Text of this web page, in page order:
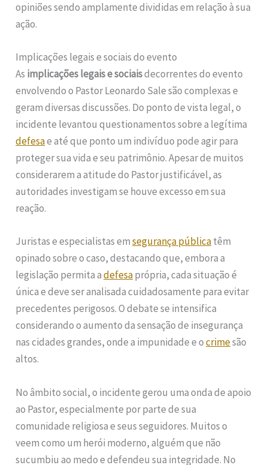
opiniões sendo amplamente divididas em relação à sua
ação.
Implicações legais e sociais do evento
As implicações legais e sociaisdecorrentes do evento
envolvendo o Pastor Leonardo Sale são complexas e
geram diversas discussões. Do ponto de vista legal, o
incidente levantou questionamentos sobre a legítima
defesae até que ponto um indivíduo pode agir para
proteger sua vida e seu patrimônio. Apesar de muitos
considerarem a atitude do Pastor justificável, as
autoridades investigam se houve excesso em sua
reação.
Juristas e especialistas emsegurança públicatêm
opinado sobre o caso, destacando que, embora a
legislação permita adefesaprópria, cada situação é
única e deve ser analisada cuidadosamente para evitar
precedentes perigosos. O debate se intensifica
considerando o aumento da sensação de insegurança
nas cidades grandes, onde a impunidade e ocrimesão
altos.
No âmbito social, o incidente gerou uma onda de apoio
ao Pastor, especialmente por parte de sua
comunidade religiosa e seus seguidores. Muitos o
veem como um herói moderno, alguém que não
sucumbiu ao medo e defendeu sua integridade. No